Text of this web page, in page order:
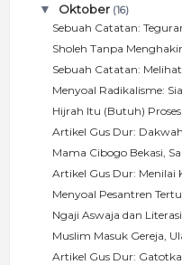
▼ Oktober (16)
Sebuah Catatan:
Sholeh Tanpa
Sebuah Catatan:
Menyoal Radikalisme:
Hijrah Itu (Butuh) Proses
Artikel Gus Dur:
Mama Cibogo Bekasi,
Artikel Gus Dur: Menilai
Menyoal Pesantren
Ngaji Aswaja dan
Muslim Masuk Gereja,
Artikel Gus Dur: